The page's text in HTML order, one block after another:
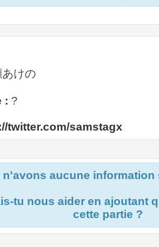
あけの
: ?
twitter.com/samstagx
n'avons aucune
tu nous aider en ajoutant
cette partie ?